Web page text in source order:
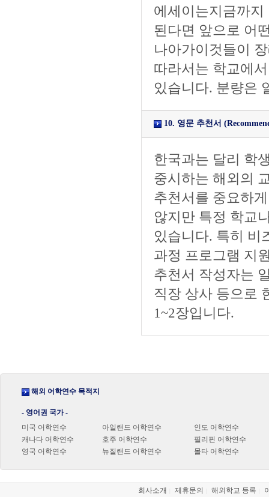
에세이는지금까
된다면 앞으로 어
나아가이것들이
따라서는 학교에
있습니다. 분량은
10. 영문 추천서
한국과는 달리 학
중시하는 해외의
추천서를 중요하
않지만 특정 학교
있습니다. 특히 비
과정 프로그램 지
추천서 작성자는
직장 상사 등으로
1~2장입니다.
해외 어학연수 목적지
- 영어권 국가 -
미국 어학연수
캐나다 어학연수
영국 어학연수
아일랜드 어학연수
호주 어학연수
뉴질랜드 어학연수
인도 어학연수
필리핀 어학연수
몰타 어학연수
회사소개 제휴문의 해외학교 등록